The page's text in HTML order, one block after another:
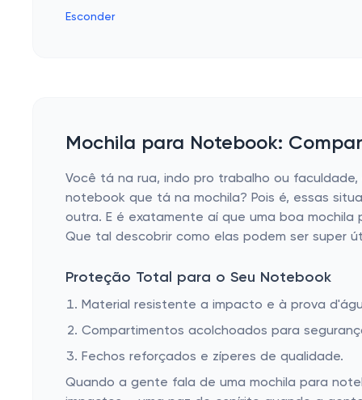
Esconder
Mochila para Notebook:
Você tá na rua, indo pro trabalho ou
notebook que tá na mochila? Pois é, essas
outra. E é exatamente aí que uma boa
Que tal descobrir como elas podem ser super
Proteção Total para o Seu Notebook
Material resistente a impacto e à prova
Compartimentos acolchoados para
Fechos reforçados e zíperes de qualidade.
Quando a gente fala de uma mochila para